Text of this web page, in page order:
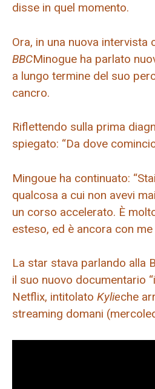
disse in quel momento.
Ora, in una nuova intervista
BBCMinogue ha parlato
a lungo termine del suo
cancro.
Riflettendo sulla prima
spiegato: “Da dove
Mingoue ha continuato:
qualcosa a cui non avevi
un corso accelerato. È
esteso, ed è ancora con
La star stava parlando alla
il suo nuovo documentario
Netflix, intitolato Kylieche
streaming domani